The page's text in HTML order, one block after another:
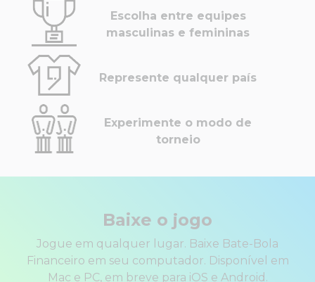
Escolha entre equipes
masculinas e femininas
Represente qualquer país
Experimente o modo de
torneio
Baixe o jogo
Jogue em qualquer lugar. Baixe Bate-Bola
Financeiro em seu computador. Disponível em
Mac e PC, em breve para iOS e Android.